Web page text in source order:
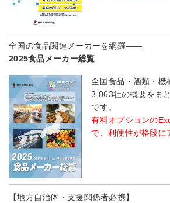
全国の食品関連メーカーを網羅――
2025食品メーカー総覧
全国食品・酒類・機
3,063社の概要をま
です。
有料オプションの
で、利便性が格段に
【地方自治体・支援関係者必携】